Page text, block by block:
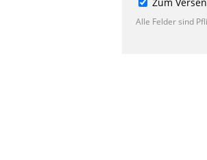
Alle Felder sind